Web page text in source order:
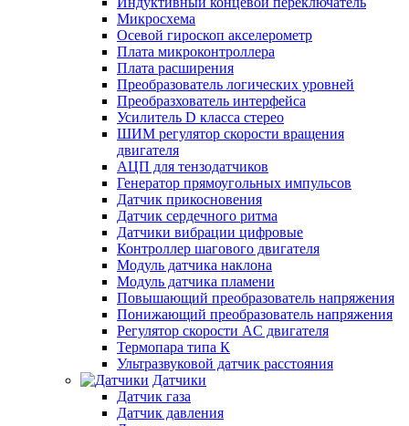
Микросхема
Осевой гироскоп акселерометр
Плата микроконтроллера
Плата расширения
Преобразователь логических уровней
Преобразхователь интерфейса
Усилитель D класса стерео
ШИМ регулятор скорости вращения
двигателя
АЦП для тензодатчиков
Генератор прямоугольных импульсов
Датчик прикосновения
Датчик сердечного ритма
Датчики вибрации цифровые
Контроллер шагового двигателя
Модуль датчика наклона
Модуль датчика пламени
Повышающий преобразователь напряжения
Понижающий преобразователь напряжения
Регулятор скорости AC двигателя
Термопара типа К
Ультразвуковой датчик расстояния
Датчики
Датчик газа
Датчик давления